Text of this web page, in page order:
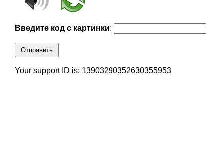
Введите код с картинки:
Отправить
Your support ID is: 13903290352630355953